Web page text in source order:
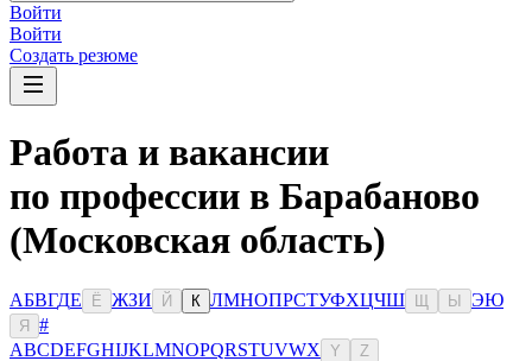
Войти
Войти
Создать резюме
Работа и вакансии
по профессии в Барабаново
(Московская область)
АБВГДЕ Ё ЖЗИ Й К ЛМНОПРСТУФХЦЧШ Ы ЭЮ
Я
#
ABCDEFGHIJKLMNOPQRSTUVWX Y Z